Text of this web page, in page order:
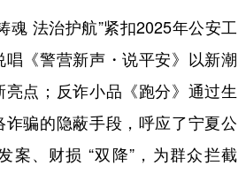
法治护航”紧扣2025年公安工
《警营新声・说平安》以新潮
点；反诈小品《跑分》通过生
骗的隐蔽手段，呼应了宁夏公
案、财损 “双降”，为群众拦截